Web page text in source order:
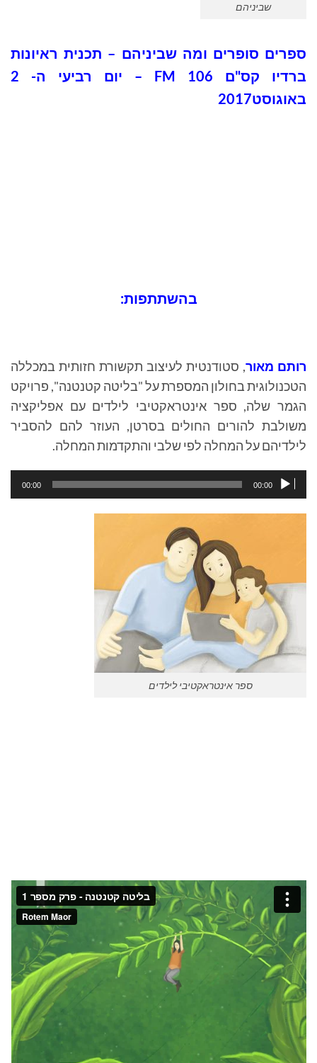
שביניהם
ספרים סופרים ומה שביניהם – תכנית ראיונות
ברדיו קס"ם 106 FM – יום רביעי ה- 2
באוגוסט2017
בהשתתפות:
רותם מאור, סטודנטית לעיצוב תקשורת חזותית במכללה
הטכנולוגית בחולון המספרת על "בליטה קטנטנה", פרויקט
הגמר שלה, ספר אינטראקטיבי לילדים עם אפליקציה
משולבת להורים החולים בסרטן, העוזר להם להסביר
לילדיהם על המחלה לפי שלבי והתקדמות המחלה.
נגן
אודיו
00:00
00:00
ספר אינטראקטיבי לילדים